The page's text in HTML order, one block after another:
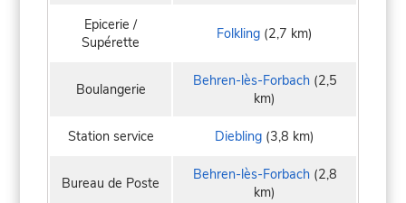
Epicerie /
Supérette
Folkling (2,7 km)
Boulangerie Behren-lès-Forbach(2,5
km)
Station service Diebling (3,8 km)
Bureau de Poste Behren-lès-Forbach(2,8
km)